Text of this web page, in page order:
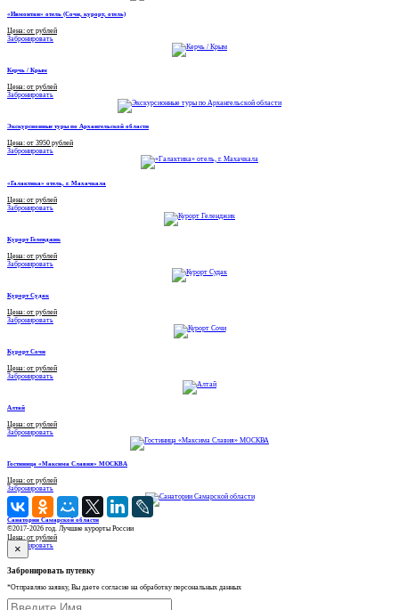
«Ивмонтан» отель (Сочи, курорт, отель)
Цена: от рублей
Забронировать
Керчь / Крым
Цена: от рублей
Забронировать
Экскурсионные туры по Архангельской области
Цена: от 3950 рублей
Забронировать
«Галактика» отель, г. Махачкала
Цена: от рублей
Забронировать
Курорт Геленджик
Цена: от рублей
Забронировать
Курорт Судак
Цена: от рублей
Забронировать
Курорт Сочи
Цена: от рублей
Забронировать
Алтай
Цена: от рублей
Забронировать
Гостиница «Максима Славия» МОСКВА
Цена: от рублей
Забронировать
Санатории Самарской области
Цена: от рублей
Забронировать
©2017-2026 год. Лучшие курорты России
×
Забронировать путевку
*Отправляю заявку, Вы даете согласие на обработку персональных данных